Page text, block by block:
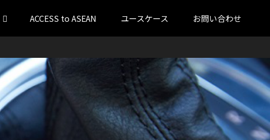
ACCESS to ASEAN ユースケース お問い合わせ